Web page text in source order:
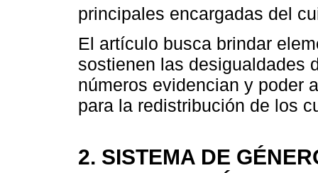
principales encargadas del
El artículo busca brindar
sostienen las desigualdades
números evidencian y poder
para la redistribución de los
2. SISTEMA DE